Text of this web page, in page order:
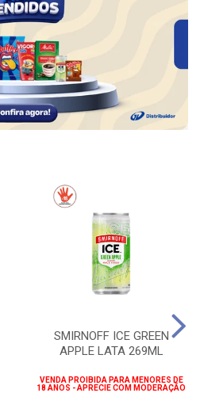
SMIRNOFF ICE GREEN
APPLE LATA 269ML
VENDA PROIBIDA PARA MENORES DE
18 ANOS - APRECIE COM MODERAÇÃO